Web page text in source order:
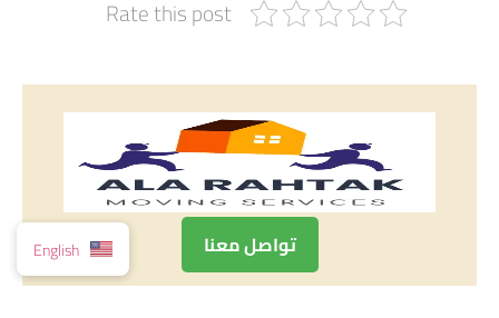
Rate this post
تواصل معنا English